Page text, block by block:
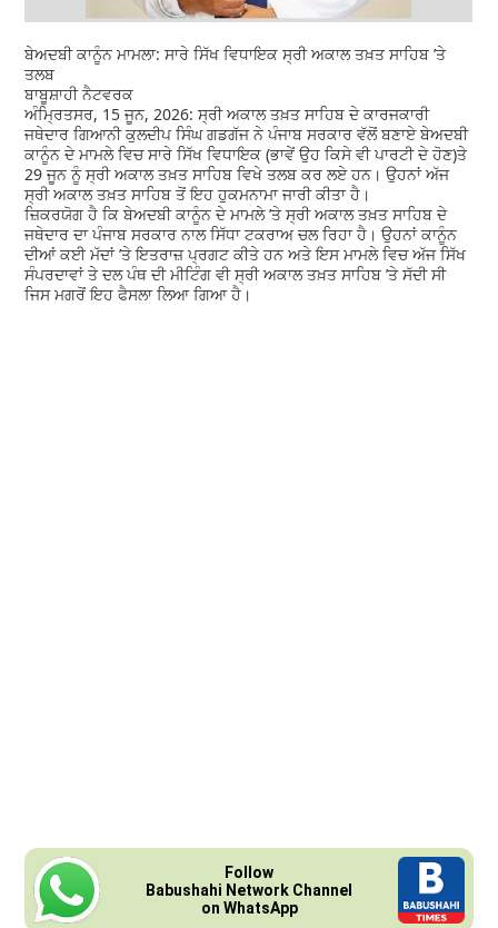
ਬੇਅਦਬੀ ਕਾਨੂੰਨ ਮਾਮਲਾ: ਸਾਰੇ ਸਿੱਖ ਵਿਧਾਇਕ ਸ੍ਰੀ ਅਕਾਲ ਤਖ਼ਤ ਸਾਹਿਬ ’ਤੇ
ਤਲਬ
ਬਾਬੂਸ਼ਾਹੀ ਨੈਟਵਰਕ
ਅੰਮ੍ਰਿਤਸਰ, 15 ਜੂਨ, 2026: ਸ੍ਰੀ ਅਕਾਲ ਤਖ਼ਤ ਸਾਹਿਬ ਦੇ ਕਾਰਜਕਾਰੀ
ਜਥੇਦਾਰ ਗਿਆਨੀ ਕੁਲਦੀਪ ਸਿੰਘ ਗਡਗੱਜ ਨੇ ਪੰਜਾਬ ਸਰਕਾਰ ਵੱਲੋਂ ਬਣਾਏ ਬੇਅਦਬੀ
ਕਾਨੂੰਨ ਦੇ ਮਾਮਲੇ ਵਿਚ ਸਾਰੇ ਸਿੱਖ ਵਿਧਾਇਕ (ਭਾਵੇਂ ਉਹ ਕਿਸੇ ਵੀ ਪਾਰਟੀ ਦੇ ਹੋਣ)ਤੇ
29 ਜੂਨ ਨੂੰ ਸ੍ਰੀ ਅਕਾਲ ਤਖ਼ਤ ਸਾਹਿਬ ਵਿਖੇ ਤਲਬ ਕਰ ਲਏ ਹਨ। ਉਹਨਾਂ ਅੱਜ
ਸ੍ਰੀ ਅਕਾਲ ਤਖ਼ਤ ਸਾਹਿਬ ਤੋਂ ਇਹ ਹੁਕਮਨਾਮਾ ਜਾਰੀ ਕੀਤਾ ਹੈ।
ਜ਼ਿਕਰਯੋਗ ਹੈ ਕਿ ਬੇਅਦਬੀ ਕਾਨੂੰਨ ਦੇ ਮਾਮਲੇ ’ਤੇ ਸ੍ਰੀ ਅਕਾਲ ਤਖ਼ਤ ਸਾਹਿਬ ਦੇ
ਜਥੇਦਾਰ ਦਾ ਪੰਜਾਬ ਸਰਕਾਰ ਨਾਲ ਸਿੱਧਾ ਟਕਰਾਅ ਚਲ ਰਿਹਾ ਹੈ। ਉਹਨਾਂ ਕਾਨੂੰਨ
ਦੀਆਂ ਕਈ ਮੱਦਾਂ ’ਤੇ ਇਤਰਾਜ਼ ਪ੍ਰਗਟ ਕੀਤੇ ਹਨ ਅਤੇ ਇਸ ਮਾਮਲੇ ਵਿਚ ਅੱਜ ਸਿੱਖ
ਸੰਪਰਦਾਵਾਂ ਤੇ ਦਲ ਪੰਥ ਦੀ ਮੀਟਿੰਗ ਵੀ ਸ੍ਰੀ ਅਕਾਲ ਤਖ਼ਤ ਸਾਹਿਬ ’ਤੇ ਸੱਦੀ ਸੀ
ਜਿਸ ਮਗਰੋਂ ਇਹ ਫੈਸਲਾ ਲਿਆ ਗਿਆ ਹੈ।
Follow
Babushahi Network Channel
on WhatsApp